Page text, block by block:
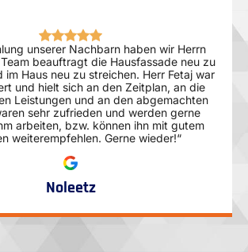
unserer Nachbarn haben wir Herrn
beauftragt die Hausfassade neu zu
Haus neu zu streichen. Herr Fetaj war
und hielt sich an den Zeitplan, an die
Leistungen und an den abgemachten
sehr zufrieden und werden gerne
arbeiten, bzw. können ihn mit gutem
weiterempfehlen. Gerne wieder!“
Noleetz